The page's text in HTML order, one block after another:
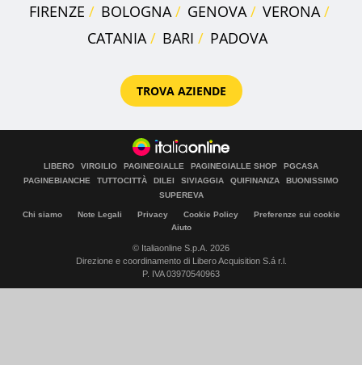
FIRENZE
BOLOGNA GENOVA
VERONA
CATANIA
BARI PADOVA
TROVA AZIENDE
LIBERO VIRGILIO PAGINEGIALLE PAGINEGIALLE SHOP
PGCASA
PAGINEBIANCHE
TUTTOCITTÀ DILEI SIVIAGGIA QUIFINANZA
BUONISSIMO
SUPEREVA
Chi siamo Note Legali Privacy Cookie Policy
Preferenze sui cookie
Aiuto
© Italiaonline S.p.A. 2026
Direzione e coordinamento di Libero Acquisition S.á r.l.
P. IVA 03970540963